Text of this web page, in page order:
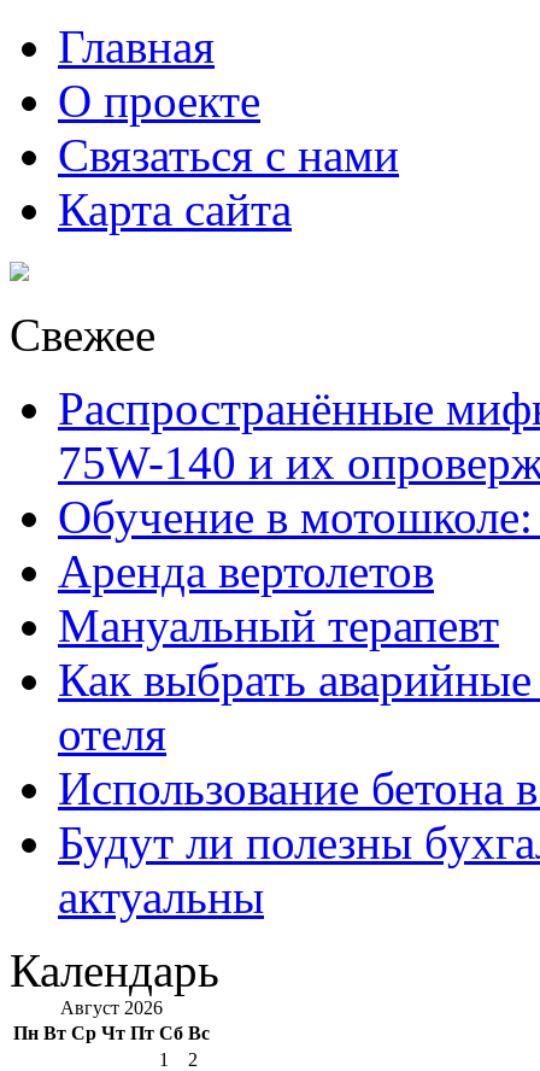
Главная
О проекте
Связаться с нами
Карта сайта
Свежее
Распространённые
75W-140 и их
Обучение в
Аренда вертолетов
Мануальный терапевт
Как выбрать
отеля
Использование бетона
Будут ли полезны
актуальны
Календарь
Август 2026
Пн Вт Ср Чт Пт Сб Вс
1
2